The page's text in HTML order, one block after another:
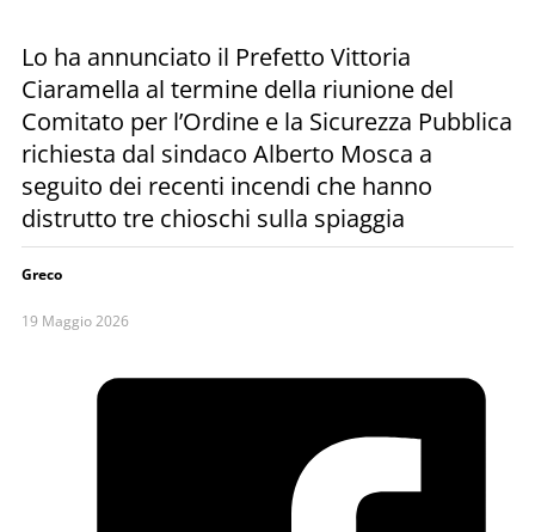
Lo ha annunciato il Prefetto Vittoria
Ciaramella al termine della riunione del
Comitato per l’Ordine e la Sicurezza Pubblica
richiesta dal sindaco Alberto Mosca a
seguito dei recenti incendi che hanno
distrutto tre chioschi sulla spiaggia
Greco
19 Maggio 2026